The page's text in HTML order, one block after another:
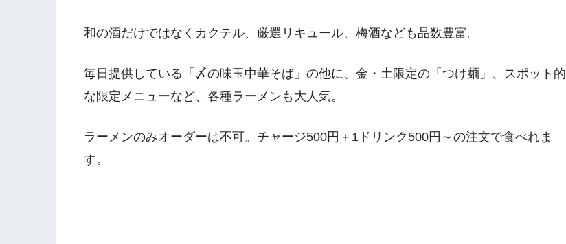
和の酒だけではなくカクテル、厳選リキュール、梅酒なども品数豊富。
毎日提供している「〆の味玉中華そば」の他に、金・土限定の「つけ麺」、スポット的
な限定メニューなど、各種ラーメンも大人気。
ラーメンのみオーダーは不可。チャージ500円＋1ドリンク500円～の注文で食べれま
す。